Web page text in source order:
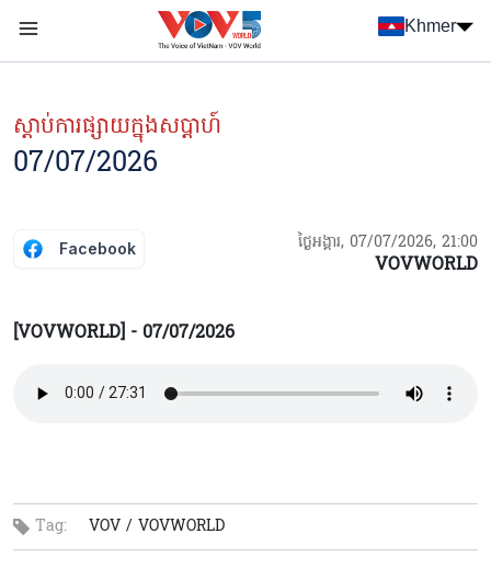
Nhảy đến nội dung
Khmer
ស្ដាប់ការផ្សាយក្នុងសប្ដាហ៍
07/07/2026
Facebook ថ្ងៃអង្គារ, 07/07/2026, 21:00
VOVWORLD
[VOVWORLD] - 07/07/2026
Tag: VOV / VOVWORLD